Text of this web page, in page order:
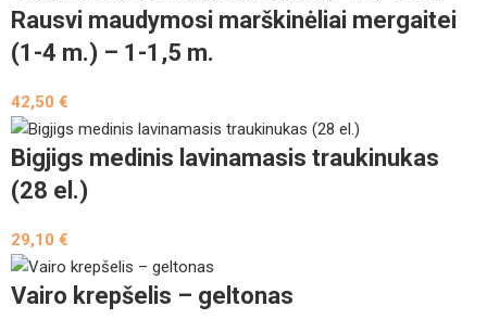
Rausvi maudymosi marškinėliai mergaitei
(1-4 m.) – 1-1,5 m.
42,50€
Bigjigs medinis lavinamasis traukinukas
(28 el.)
29,10€
Vairo krepšelis – geltonas